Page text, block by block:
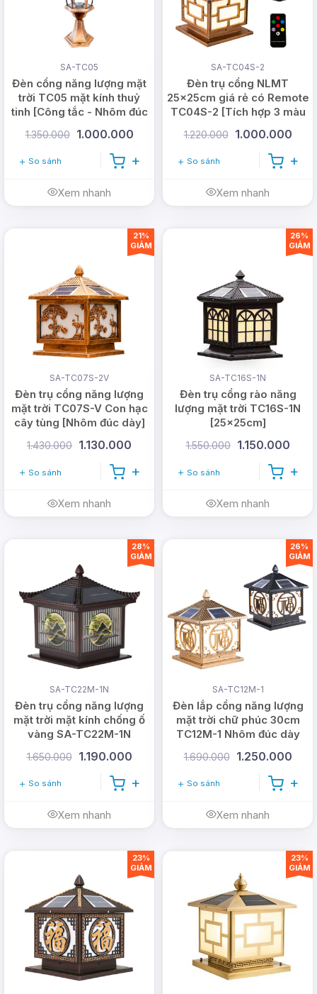
SA-TC05
Đèn cổng năng lượng mặt
trời TC05 mặt kính thuỷ
tinh [Công tắc - Nhôm đúc
1.350.000 1.000.000
So sánh
Xem nhanh
SA-TC04S-2
Đèn trụ cổng NLMT
25x25cm giá rẻ có Remote
TC04S-2 [Tích hợp 3 màu
1.220.000 1.000.000
So sánh
Xem nhanh
SA-TC07S-2V
Đèn trụ cổng năng lượng
mặt trời TC07S-V Con hạc
cây tùng [Nhôm đúc dày]
1.430.000 1.130.000
So sánh
Xem nhanh
21%
GIẢM
SA-TC16S-1N
Đèn trụ cổng rào năng
lượng mặt trời TC16S-1N
[25x25cm]
1.550.000 1.150.000
So sánh
Xem nhanh
26%
GIẢM
SA-TC22M-1N
Đèn trụ cổng năng lượng
mặt trời mặt kính chống ố
vàng SA-TC22M-1N
1.650.000 1.190.000
So sánh
Xem nhanh
28%
GIẢM
SA-TC12M-1
Đèn lắp cổng năng lượng
mặt trời chữ phúc 30cm
TC12M-1 Nhôm đúc dày
1.690.000 1.250.000
So sánh
Xem nhanh
26%
GIẢM
23%
GIẢM
23%
GIẢM